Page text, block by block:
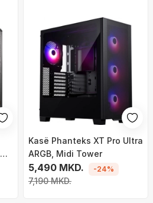
Kasë Phanteks XT Pro Ultra
ARGB, Midi Tower
5,490 MKD.
7,190 MKD.
-24%